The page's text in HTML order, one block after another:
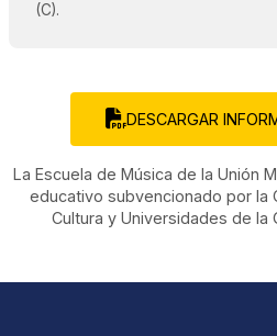
(C).
DESCARGAR
La Escuela de Música de la Unión
educativo subvencionado por la
Cultura y Universidades de la